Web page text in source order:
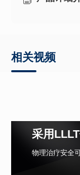
相关视频
采用
物理治疗安全